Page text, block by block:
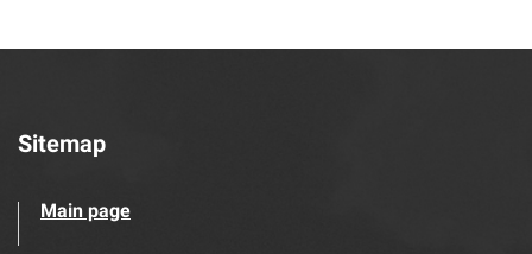
Sitemap
Main page